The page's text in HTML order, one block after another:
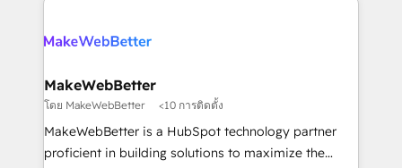
grows.
multi-region migrations to AI-powered automation,
scale. 🏆 HubSpot’s CEO called us “the partner of the
future.” Others agree it is proof of trust built through
measurable impact.
MakeWebBetter
โดย MakeWebBetter <10 การติดตั้ง
MakeWebBetter is a HubSpot technology partner
proficient in building solutions to maximize the